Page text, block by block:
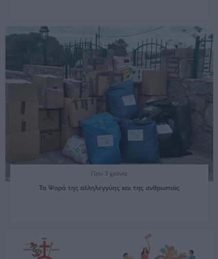
Πριν 3 χρόνια
Τα Ψαρά της αλληλεγγύης και της ανθρωπιάς